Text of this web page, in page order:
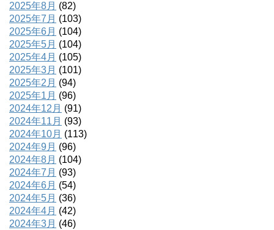
2025年8月 (82)
2025年7月 (103)
2025年6月 (104)
2025年5月 (104)
2025年4月 (105)
2025年3月 (101)
2025年2月 (94)
2025年1月 (96)
2024年12月 (91)
2024年11月 (93)
2024年10月 (113)
2024年9月 (96)
2024年8月 (104)
2024年7月 (93)
2024年6月 (54)
2024年5月 (36)
2024年4月 (42)
2024年3月 (46)